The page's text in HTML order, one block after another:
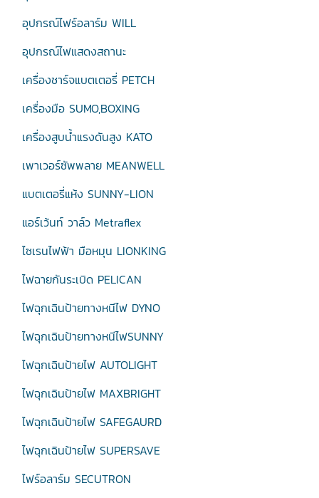
อุปกรณ์ไฟร์อลาร์ม WILL
อุปกรณ์ไฟแสดงสถานะ
เครื่องชาร์จแบตเตอรี่ PETCH
เครื่องมือ SUMO,BOXING
เครื่องสูบน้ำแรงดันสูง KATO
เพาเวอร์ซัพพลาย MEANWELL
แบตเตอรี่แห้ง SUNNY-LION
แอร์เว้นท์ วาล์ว Metraflex
ไซเรนไฟฟ้า มือหมุน LIONKING
ไฟฉายกันระเบิด PELICAN
ไฟฉุกเฉินป้ายทางหนีไฟ DYNO
ไฟฉุกเฉินป้ายทางหนีไฟSUNNY
ไฟฉุกเฉินป้ายไฟ AUTOLIGHT
ไฟฉุกเฉินป้ายไฟ MAXBRIGHT
ไฟฉุกเฉินป้ายไฟ SAFEGAURD
ไฟฉุกเฉินป้ายไฟ SUPERSAVE
ไฟร์อลาร์ม SECUTRON